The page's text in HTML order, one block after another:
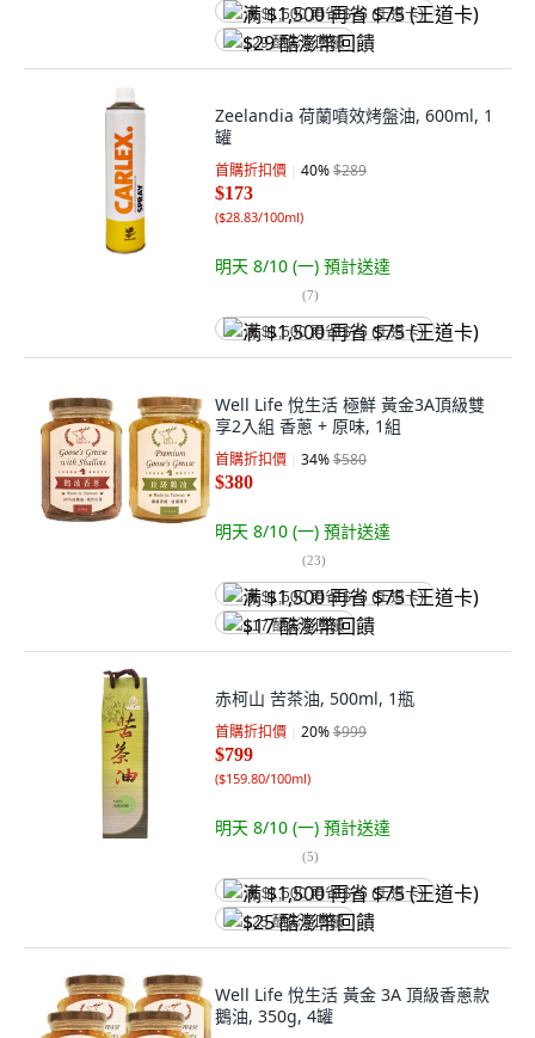
满 $1,500 再省 $75 (王道卡)
$29 酷澎幣回饋
Zeelandia 荷蘭噴效烤盤油, 600ml, 1
罐
首購折扣價 40%$289
$173
($28.83/100ml)
明天 8/10 (一) 預計送達
(7)
满 $1,500 再省 $75 (王道卡)
Well Life 悅生活 極鮮 黃金3A頂級雙
享2入組 香蔥 + 原味, 1組
首購折扣價 34%$580
$380
明天 8/10 (一) 預計送達
(23)
满 $1,500 再省 $75 (王道卡)
$17 酷澎幣回饋
赤柯山 苦茶油, 500ml, 1瓶
首購折扣價 20%$999
$799
($159.80/100ml)
明天 8/10 (一) 預計送達
(5)
满 $1,500 再省 $75 (王道卡)
$25 酷澎幣回饋
Well Life 悅生活 黃金 3A 頂級香蔥款
鵝油, 350g, 4罐